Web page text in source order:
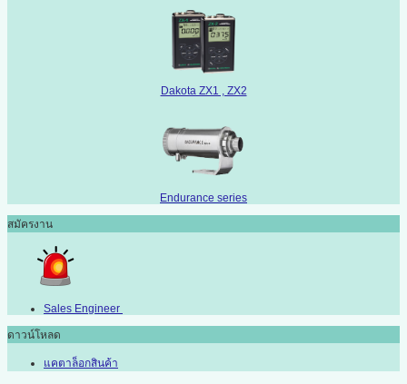
Dakota ZX1 , ZX2
Endurance series
สมัครงาน
Sales Engineer
ดาวน์โหลด
แคตาล็อกสินค้า